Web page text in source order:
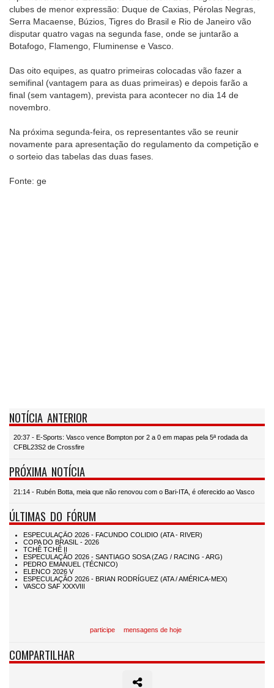
clubes de menor expressão: Duque de Caxias, Pérolas Negras,
Serra Macaense, Búzios, Tigres do Brasil e Rio de Janeiro vão
disputar quatro vagas na segunda fase, onde se juntarão a
Botafogo, Flamengo, Fluminense e Vasco.
Das oito equipes, as quatro primeiras colocadas vão fazer a
semifinal (vantagem para as duas primeiras) e depois farão a
final (sem vantagem), prevista para acontecer no dia 14 de
novembro.
Na próxima segunda-feira, os representantes vão se reunir
novamente para apresentação do regulamento da competição e
o sorteio das tabelas das duas fases.
Fonte: ge
NOTÍCIA ANTERIOR
20:37 - E-Sports: Vasco vence Bompton por 2 a 0 em mapas pela 5ª rodada da
CFBL23S2 de Crossfire
PRÓXIMA NOTÍCIA
21:14 - Rubén Botta, meia que não renovou com o Bari-ITA, é oferecido ao Vasco
ÚLTIMAS DO FÓRUM
participe mensagens de hoje
COMPARTILHAR